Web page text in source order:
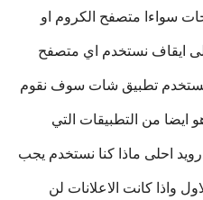
سواءا متصفح الكروم او
ايقاف نستخدم اي متصفح
تطبيق شات سوف نقوم
ايضا من التطبيقات التي
احلى ماذا كنا نستخدم يجب
واذا كانت الاعلانات لن